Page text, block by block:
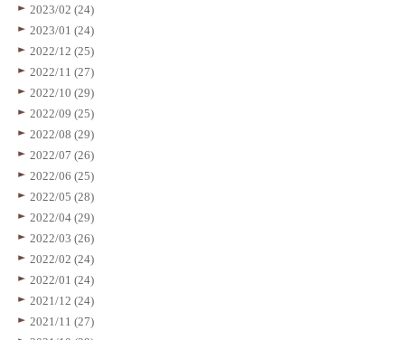
2023/02 (24)
2023/01 (24)
2022/12 (25)
2022/11 (27)
2022/10 (29)
2022/09 (25)
2022/08 (29)
2022/07 (26)
2022/06 (25)
2022/05 (28)
2022/04 (29)
2022/03 (26)
2022/02 (24)
2022/01 (24)
2021/12 (24)
2021/11 (27)